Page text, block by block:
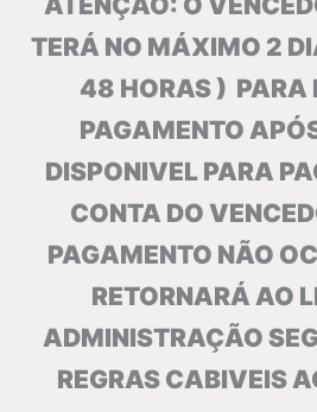
TERÁ NO MÁXIMO 2
48 HORAS ) PARA
PAGAMENTO
DISPONIVEL PARA
CONTA DO
PAGAMENTO NÃO
RETORNARÁ AO
ADMINISTRAÇÃO
REGRAS CABIVEIS